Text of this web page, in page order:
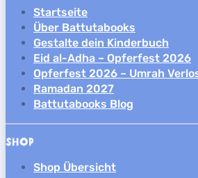
Startseite
Über Battutabooks
Gestalte dein Kinderbuch
Eid al-Adha – Opferfest 2026
Opferfest 2026 – Umrah
Ramadan 2027
Battutabooks Blog
SHOP
Shop Übersicht